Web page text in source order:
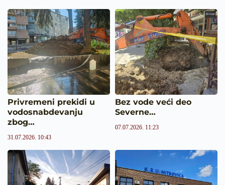
Privremeni prekidi u
vodosnabdevanju
zbog…
31.07.2026. 10:43
Bez vode veći deo
Severne…
07.07.2026. 11:23